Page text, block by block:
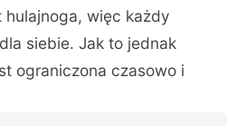
więc każdy
siebie. Jak to jednak
ograniczona czasowo i